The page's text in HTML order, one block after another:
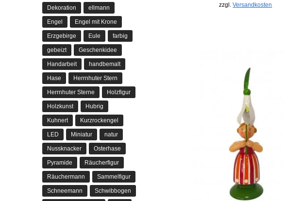
zzgl.Versandkosten
Dekoration ellmann
Engel Engel mit Krone
Erzgebirge Eule farbig
gebeizt Geschenkidee
Handarbeit handbemalt
Hase Herrnhuter Stern
Herrnhuter Sterne Holzfigur
Holzkunst Hubrig
Kuhnert Kurzrockengel
LED Miniatur natur
Nussknacker Osterhase
Pyramide Räucherfigur
Räuchermann Sammelfigur
Schneemann Schwibbogen